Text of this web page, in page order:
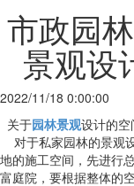
市政园
景观设
2022/11/18 0:00:00
关于园林景观设计的空
对于私家园林的景观
地的施工空间，先进行
富庭院，要根据整体的